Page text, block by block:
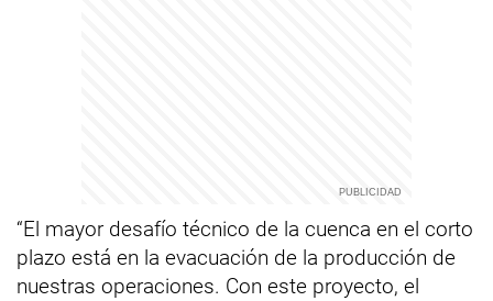
“El mayor desafío técnico de la cuenca en el corto
plazo está en la evacuación de la producción de
nuestras operaciones. Con este proyecto, el